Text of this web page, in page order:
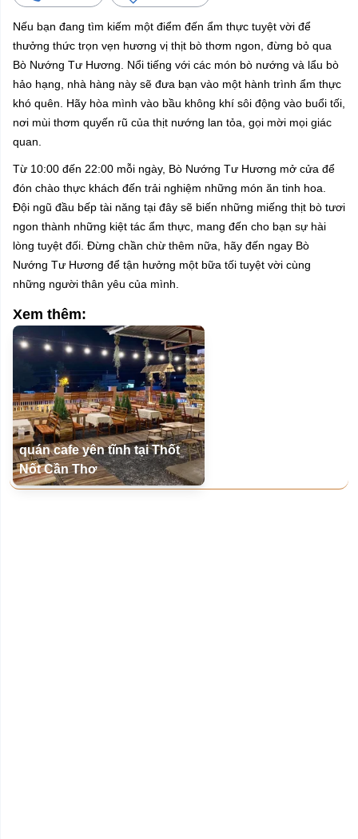
Nếu bạn đang tìm kiếm một điểm đến ẩm thực tuyệt vời để
thưởng thức trọn vẹn hương vị thịt bò thơm ngon, đừng bỏ qua
Bò Nướng Tư Hương. Nổi tiếng với các món bò nướng và lẩu bò
hảo hạng, nhà hàng này sẽ đưa bạn vào một hành trình ẩm thực
khó quên. Hãy hòa mình vào bầu không khí sôi động vào buổi tối,
nơi mùi thơm quyến rũ của thịt nướng lan tỏa, gọi mời mọi giác
quan.
Từ 10:00 đến 22:00 mỗi ngày, Bò Nướng Tư Hương mở cửa để
đón chào thực khách đến trải nghiệm những món ăn tinh hoa.
Đội ngũ đầu bếp tài năng tại đây sẽ biến những miếng thịt bò tươi
ngon thành những kiệt tác ẩm thực, mang đến cho bạn sự hài
lòng tuyệt đối. Đừng chần chừ thêm nữa, hãy đến ngay Bò
Nướng Tư Hương để tận hưởng một bữa tối tuyệt vời cùng
những người thân yêu của mình.
Xem thêm:
quán cafe yên tĩnh tại Thốt
Nốt Cần Thơ